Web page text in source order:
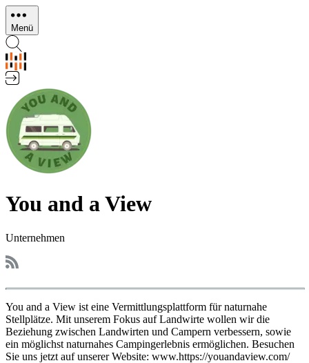
Direkt
zum
Inhalt
Menü
You and a View
Unternehmen
You and a View ist eine Vermittlungsplattform für naturnahe
Stellplätze. Mit unserem Fokus auf Landwirte wollen wir die
Beziehung zwischen Landwirten und Campern verbessern, sowie
ein möglichst naturnahes Campingerlebnis ermöglichen. Besuchen
Sie uns jetzt auf unserer Website: www.https://youandaview.com/